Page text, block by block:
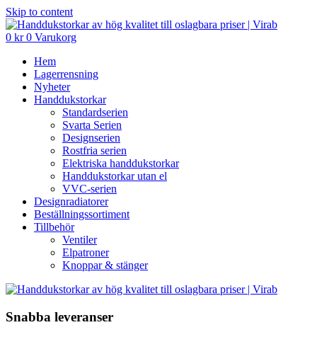
Skip to content
0 kr 0 Varukorg
Hem
Lagerrensning
Nyheter
Handdukstorkar
Standardserien
Svarta Serien
Designserien
Rostfria serien
Elektriska handdukstorkar
Handdukstorkar utan el
VVC-serien
Designradiatorer
Beställningssortiment
Tillbehör
Ventiler
Elpatroner
Knoppar & stänger
Snabba leveranser